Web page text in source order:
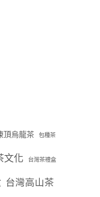
頂烏龍茶 包種茶
文化 台灣茶禮盒
台灣高山茶